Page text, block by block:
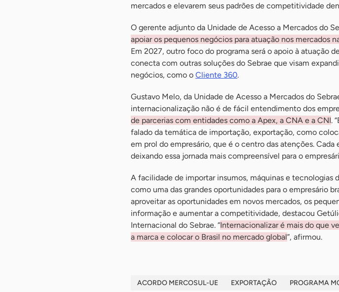
mercados e elevarem seus padrões de competitividade
O gerente adjunto da Unidade de Acesso a Mercados do
apoiar os pequenos negócios para atuação nos mercados
Em 2027, outro foco do programa será o apoio à atuação
conecta com outras soluções do Sebrae que visam
negócios, como o Cliente 360.
Gustavo Melo, da Unidade de Acesso a Mercados do
internacionalização não é de fácil entendimento dos
de parcerias com entidades como a Apex, a CNA e a CNI.
falado da temática de importação, exportação, como
em prol do empresário, que é o centro das atenções.
deixando essa jornada mais compreensível para o
A facilidade de importar insumos, máquinas e tecnologias
como uma das grandes oportunidades para o empresário
aproveitar as oportunidades em novos mercados, os
informação e aumentar a competitividade, destacou
Internacional do Sebrae. “Internacionalizar é mais do que
a marca e colocar o Brasil no mercado global”, afirmou.
ACORDO MERCOSUL-UE EXPORTAÇÃO PROGRAMA